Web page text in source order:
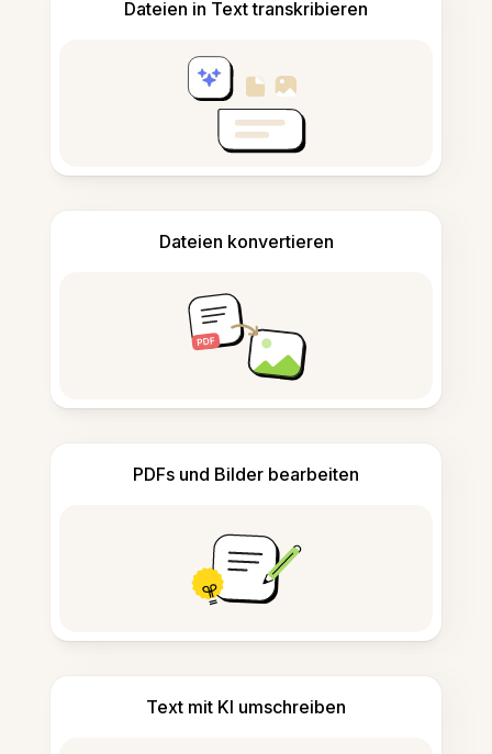
Dateien in Text transkribieren
Dateien konvertieren
PDFs und Bilder bearbeiten
Text mit KI umschreiben